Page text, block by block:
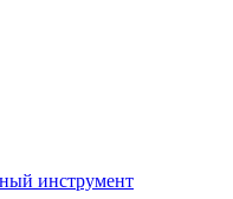
инструмент